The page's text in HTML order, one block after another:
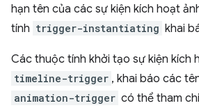
hạn tên của các sự kiện kích hoạt
tính trigger-instantiating khai
Các thuộc tính khởi tạo sự kiện kích
timeline-trigger , khai báo các
animation-trigger có thể tham